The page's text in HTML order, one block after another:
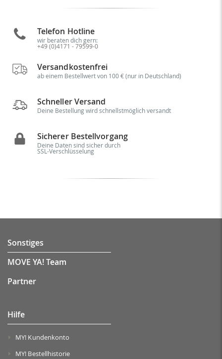
Telefon Hotline
wir beraten dich gern:
+49 (0)4171 - 79599-0
Versandkostenfrei
ab einem Bestellwert von 100 € (nur in Deutschland)
Schneller Versand
Deine Bestellung wird schnellstmöglich versandt
Sicherer Bestellvorgang
Deine Daten sind sicher durch
SSL-Verschlüsselung
Sonstiges
MOVE YA! Team
Partner
Hilfe
MY! Kundenkonto
MY! Bestellhistorie